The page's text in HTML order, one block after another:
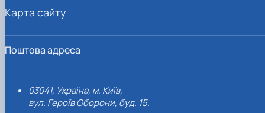
Поштова адреса
03041, Україна, м. Київ,
вул. Героїв Оборони, буд. 15.
Карта сайту